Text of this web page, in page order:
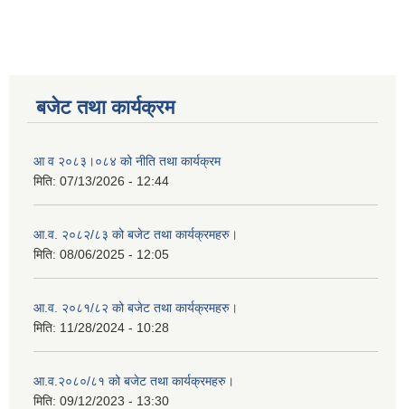
बजेट तथा कार्यक्रम
आ व २०८३।०८४ को नीति तथा कार्यक्रम
मिति: 07/13/2026 - 12:44
आ.व. २०८२/८३ को बजेट तथा कार्यक्रमहरु।
मिति: 08/06/2025 - 12:05
आ.व. २०८१/८२ को बजेट तथा कार्यक्रमहरु।
मिति: 11/28/2024 - 10:28
आ.व.२०८०/८१ को बजेट तथा कार्यक्रमहरु।
मिति: 09/12/2023 - 13:30